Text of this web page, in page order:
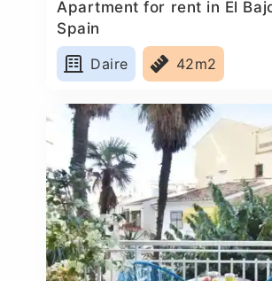
Apartment for rent in El
Spain
Daire
42m2